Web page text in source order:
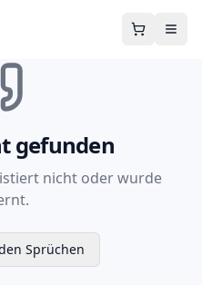
gefunden
nicht oder wurde
Sprüchen